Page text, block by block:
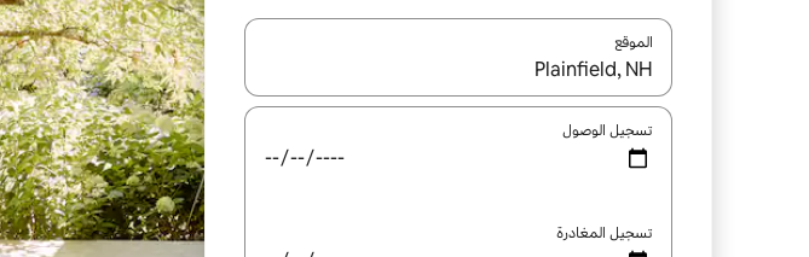
الموقع
عند توفر النتائج، انتقل باستخدام السهمين لأعلى ولأسفل أو استكشف عن طريق اللمس أو السحب.
تسجيل الوصول
تسجيل المغادرة